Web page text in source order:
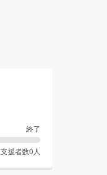
終了
支援者数0 人